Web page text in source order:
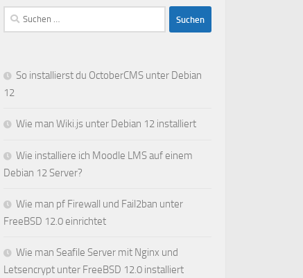
Suchen
nach:
So installierst du OctoberCMS unter Debian
12
Wie man Wiki.js unter Debian 12 installiert
Wie installiere ich Moodle LMS auf einem
Debian 12 Server?
Wie man pf Firewall und Fail2ban unter
FreeBSD 12.0 einrichtet
Wie man Seafile Server mit Nginx und
Letsencrypt unter FreeBSD 12.0 installiert